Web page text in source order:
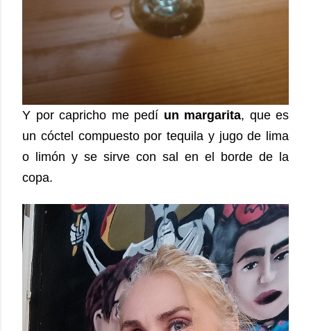
Y por capricho me pedí un margarita, que es
un cóctel compuesto por tequila y jugo de lima
o limón y se sirve con sal en el borde de la
copa.